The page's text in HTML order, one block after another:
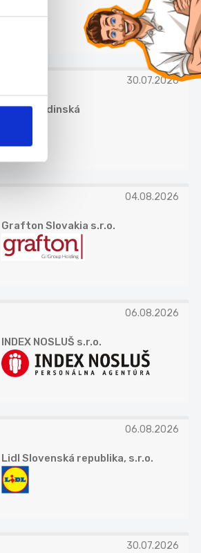
30.07.2026
Petra Budinská
04.08.2026
Grafton Slovakia s.r.o.
06.08.2026
INDEX NOSLUŠ s.r.o.
06.08.2026
Lidl Slovenská republika, s.r.o.
30.07.2026